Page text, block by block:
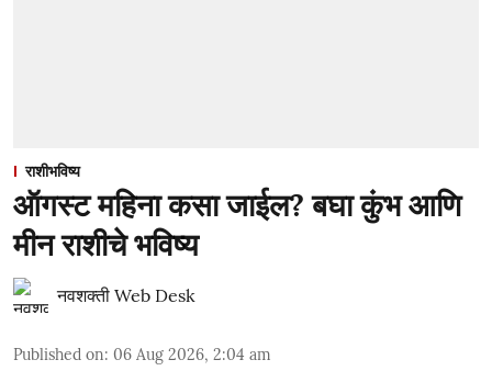
राशीभविष्य
ऑगस्ट महिना कसा जाईल? बघा कुंभ आणि
मीन राशीचे भविष्य
नवशक्ती Web Desk
Published on: 06 Aug 2026, 2:04 am